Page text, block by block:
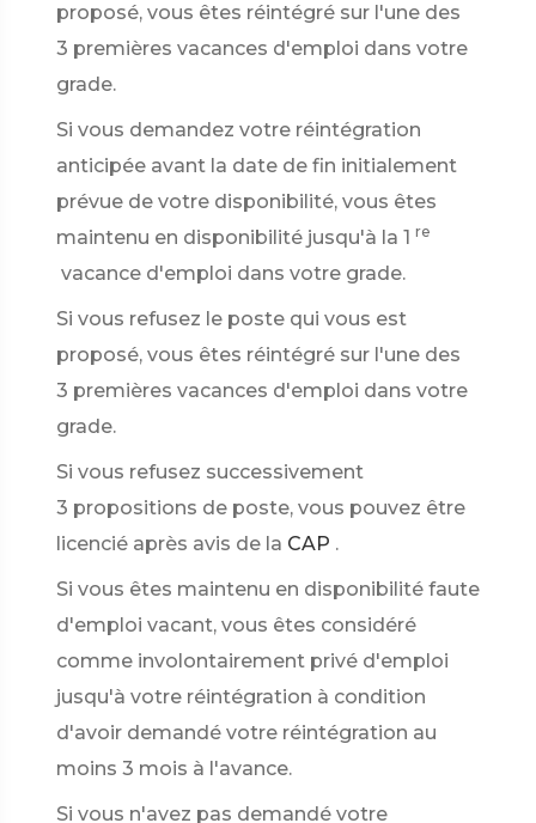
proposé, vous êtes réintégré sur l'une des
3 premières vacances d'emploi dans votre
grade.
Si vous demandez votre réintégration
anticipée avant la date de fin initialement
prévue de votre disponibilité, vous êtes
maintenu en disponibilité jusqu'à la 1 re
vacance d'emploi dans votre grade.
Si vous refusez le poste qui vous est
proposé, vous êtes réintégré sur l'une des
3 premières vacances d'emploi dans votre
grade.
Si vous refusez successivement
3 propositions de poste, vous pouvez être
licencié après avis de la CAP .
Si vous êtes maintenu en disponibilité faute
d'emploi vacant, vous êtes considéré
comme involontairement privé d'emploi
jusqu'à votre réintégration à condition
d'avoir demandé votre réintégration au
moins 3 mois à l'avance.
Si vous n'avez pas demandé votre